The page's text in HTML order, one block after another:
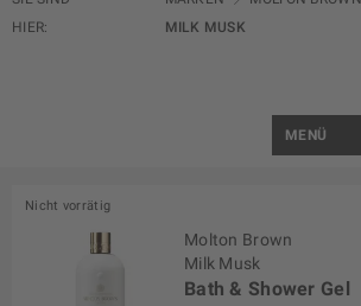
HIER:
MILK MUSK
MENÜ
Nicht vorrätig
Molton Brown
Milk Musk
Bath & Shower Gel